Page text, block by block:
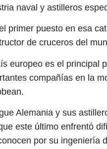
naval y astilleros
primer puesto en esa
de cruceros del
europeo es el principal
compañías en la
Alemania y sus
este último enfrentó
por su ingeniería